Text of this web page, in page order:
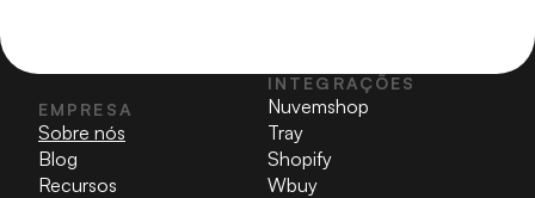
EMPRESA
Sobre nós
Blog
Recursos
INTEGRAÇÕES
Nuvemshop
Tray
Shopify
Wbuy